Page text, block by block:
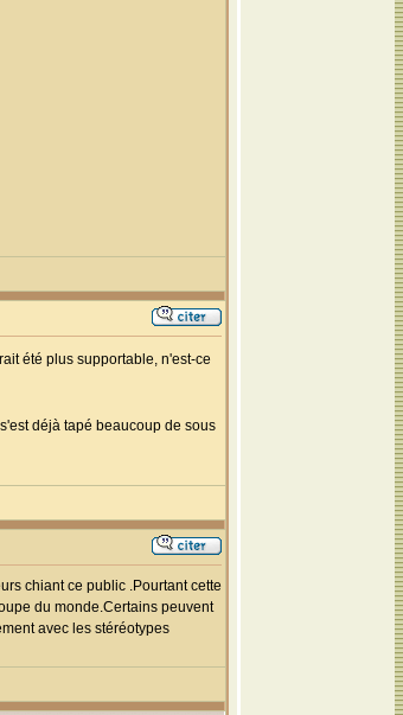
été plus supportable, n'est-ce
déjà tapé beaucoup de sous
chiant ce public .Pourtant cette
du monde.Certains peuvent
avec les stéréotypes